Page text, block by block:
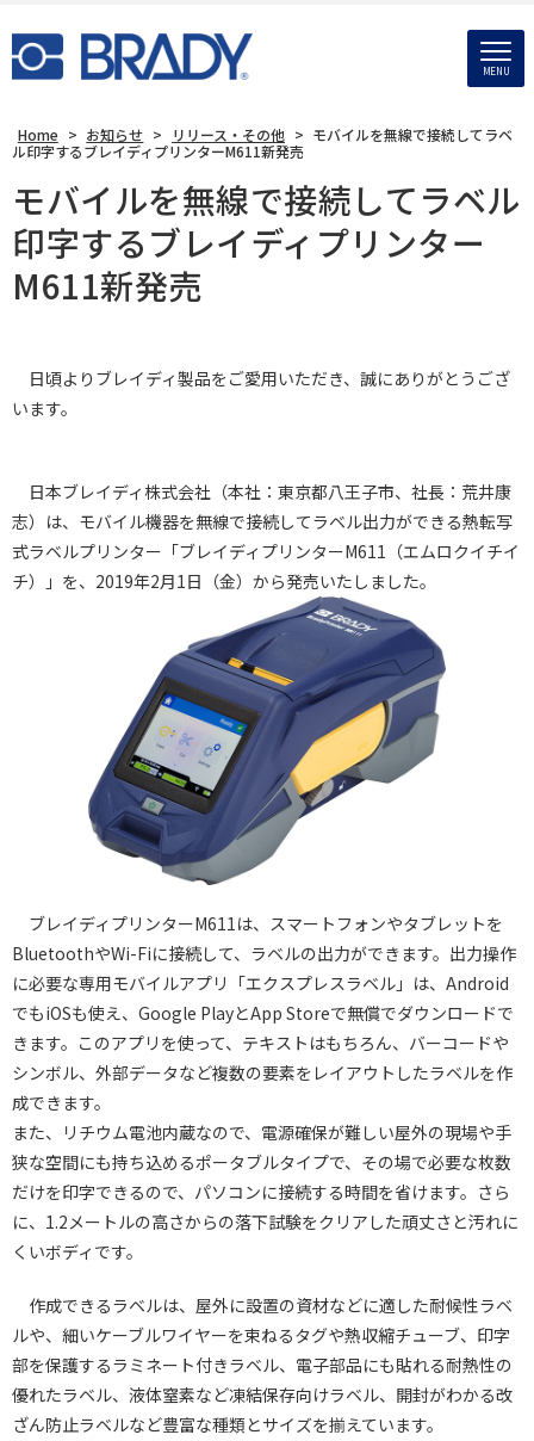
MENU
Home > お知らせ > リリース・その他 > モバイルを無線で接続してラベ
ル印字するブレイディプリンターM611新発売
モバイルを無線で接続してラベル
印字するブレイディプリンター
M611新発売
日頃よりブレイディ製品をご愛用いただき、誠にありがとうござ
います。
日本ブレイディ株式会社（本社：東京都八王子市、社長：荒井康
志）は、モバイル機器を無線で接続してラベル出力ができる熱転写
式ラベルプリンター「ブレイディプリンターM611（エムロクイチイ
チ）」を、2019年2月1日（金）から発売いたしました。
ブレイディプリンターM611は、スマートフォンやタブレットを
BluetoothやWi-Fiに接続して、ラベルの出力ができます。出力操作
に必要な専用モバイルアプリ「エクスプレスラベル」は、Android
でもiOSも使え、Google PlayとApp Storeで無償でダウンロードで
きます。このアプリを使って、テキストはもちろん、バーコードや
シンボル、外部データなど複数の要素をレイアウトしたラベルを作
成できます。
また、リチウム電池内蔵なので、電源確保が難しい屋外の現場や手
狭な空間にも持ち込めるポータブルタイプで、その場で必要な枚数
だけを印字できるので、パソコンに接続する時間を省けます。さら
に、1.2メートルの高さからの落下試験をクリアした頑丈さと汚れに
くいボディです。
作成できるラベルは、屋外に設置の資材などに適した耐候性ラベ
ルや、細いケーブルワイヤーを束ねるタグや熱収縮チューブ、印字
部を保護するラミネート付きラベル、電子部品にも貼れる耐熱性の
優れたラベル、液体窒素など凍結保存向けラベル、開封がわかる改
ざん防止ラベルなど豊富な種類とサイズを揃えています。